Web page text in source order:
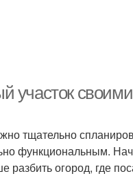
участок
тщательно
функциональным.
огород, где